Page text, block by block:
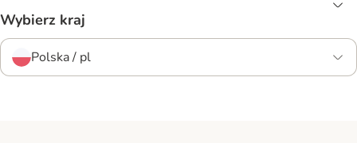
Wybierz kraj
Polska / pl